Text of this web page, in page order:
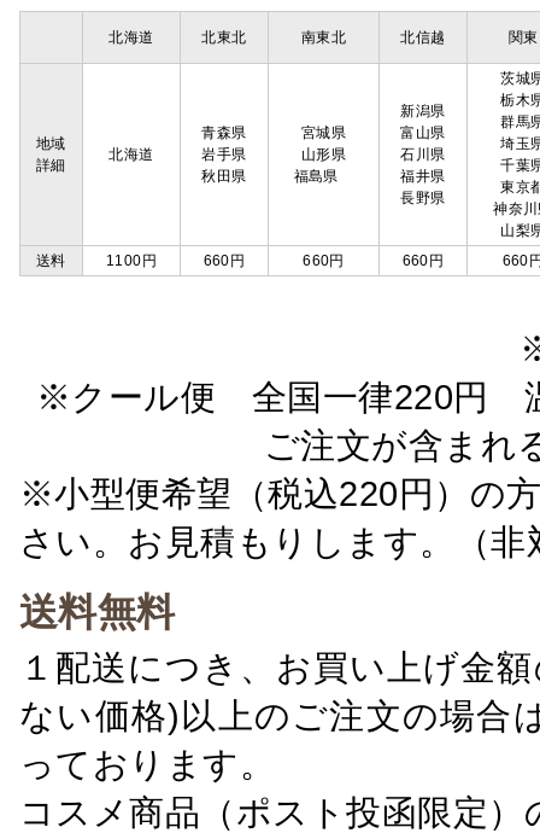
北海道 北東北 南東北 北信越 関東
地域
詳細
北海道
青森県
岩手県
秋田県
宮城県
山形県
福島県
新潟県
富山県
石川県
福井県
長野県
茨城
栃木
群馬
埼玉
千葉
東京
神奈
山梨
送料
1100円 660円 660円 660円 660
※クール便 全国一律220円
ご注文が含ま
※小型便希望（税込220円）の
さい。お見積もりします。（非
送料無料
１配送につき、お買い上げ金
ない価格)以上のご注文の場合
っております。
コスメ商品（ポスト投函限定